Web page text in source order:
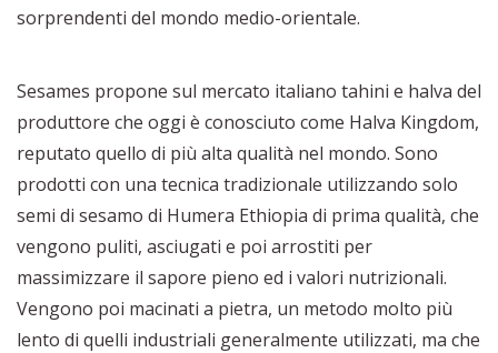
sorprendenti del mondo medio-orientale.
Sesames propone sul mercato italiano tahini e halva del
produttore che oggi è conosciuto come Halva Kingdom,
reputato quello di più alta qualità nel mondo. Sono
prodotti con una tecnica tradizionale utilizzando solo
semi di sesamo di Humera Ethiopia di prima qualità, che
vengono puliti, asciugati e poi arrostiti per
massimizzare il sapore pieno ed i valori nutrizionali.
Vengono poi macinati a pietra, un metodo molto più
lento di quelli industriali generalmente utilizzati, ma che